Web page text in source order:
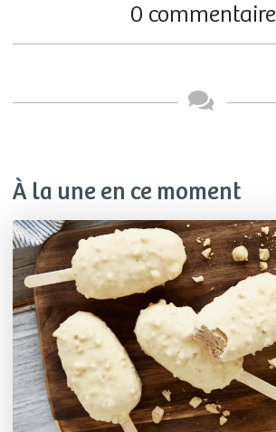
0 commentaire
À la une en ce moment